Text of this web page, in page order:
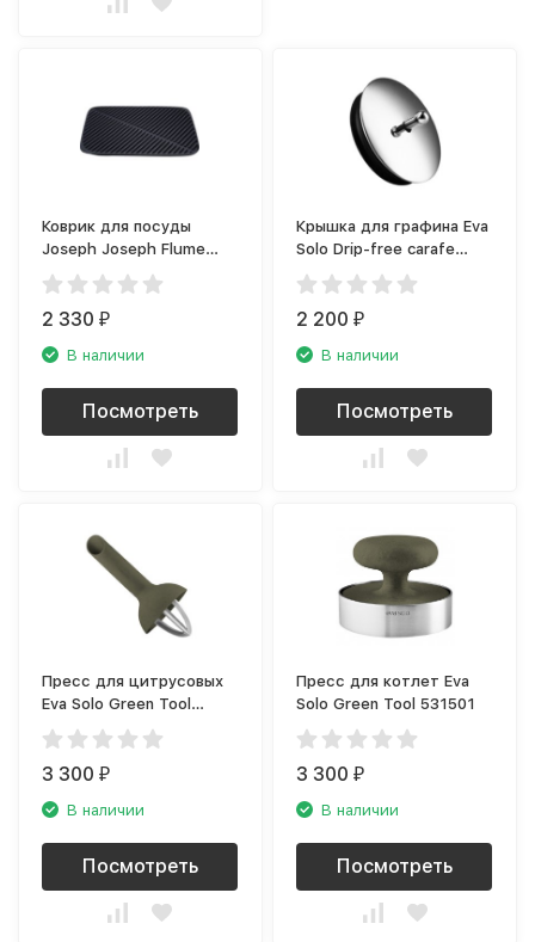
Коврик для посуды
Joseph Joseph Flume
85089
2 330₽
В наличии
Посмотреть
Крышка для графина Eva
Solo Drip-free carafe
567570
2 200₽
В наличии
Посмотреть
Пресс для цитрусовых
Eva Solo Green Tool
531511
3 300₽
В наличии
Посмотреть
Пресс для котлет Eva
Solo Green Tool 531501
3 300₽
В наличии
Посмотреть